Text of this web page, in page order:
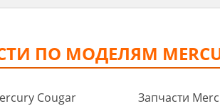
ПО МОДЕЛЯМ
Cougar
Запчасти